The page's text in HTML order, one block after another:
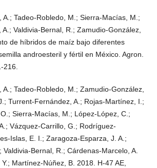
A.; Tadeo-Robledo, M.; Sierra-Macías, M.;
Valdivia-Bernal, R.; Zamudio-González,
de híbridos de maíz bajo diferentes
androesteril y fértil en México. Agron.
216.
A.; Tadeo-Robledo, M.; Zamudio-González,
Turrent-Fernández, A.; Rojas-Martínez, I.;
Sierra-Macías, M.; López-López, C.;
Vázquez-Carrillo, G.; Rodríguez-
Islas, E. I.; Zaragoza-Esparza, J. A.;
Valdivia-Bernal, R.; Cárdenas-Marcelo, A.
Martínez-Núñez, B. 2018. H-47 AE,